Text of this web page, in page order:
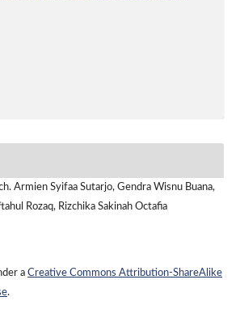
Armien Syifaa Sutarjo, Gendra Wisnu Buana,
Rozaq, Rizchika Sakinah Octafia
a Creative Commons Attribution-ShareAlike
.